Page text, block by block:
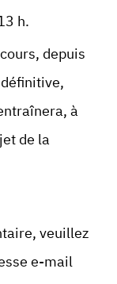
h.
depuis
à
de la
veuillez
e-mail